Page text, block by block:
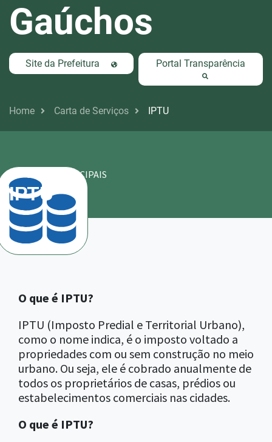
Gaúchos
Site da Prefeitura Portal Transparência
Home Carta de Serviços IPTU
IMPOSTOS MUNICIPAIS
IPTU
O que é IPTU?
IPTU (Imposto Predial e Territorial Urbano),
como o nome indica, é o imposto voltado a
propriedades com ou sem construção no meio
urbano. Ou seja, ele é cobrado anualmente de
todos os proprietários de casas, prédios ou
estabelecimentos comerciais nas cidades.
O que é IPTU?